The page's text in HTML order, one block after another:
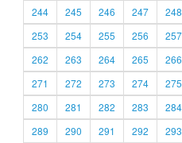
244
245 246 247 248
253
254 255 256 257
262
263 264 265 266
271
272 273 274 275
280
281 282 283 284
289
290 291 292 293